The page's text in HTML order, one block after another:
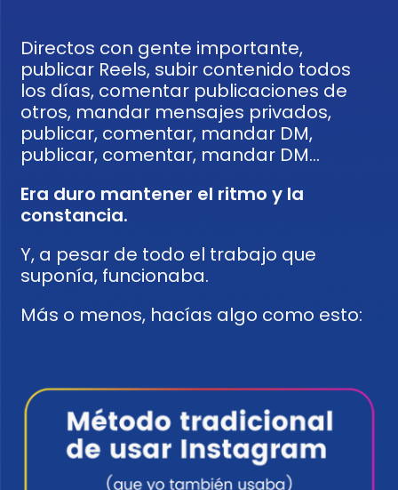
Directos con gente importante,
publicar Reels, subir contenido todos
los días, comentar publicaciones de
otros, mandar mensajes privados,
publicar, comentar, mandar DM,
publicar, comentar, mandar DM…
Era duro mantener el ritmo y la
constancia.
Y, a pesar de todo el trabajo que
suponía, funcionaba.
Más o menos, hacías algo como esto: